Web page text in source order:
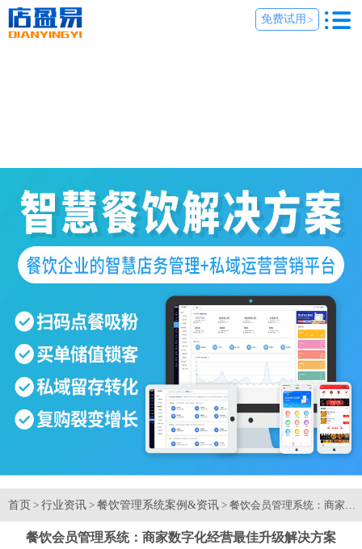
免费试用 >
首页 > 行业资讯 > 餐饮管理系统案例&资讯 > 餐饮会员管理系统：商家数
餐饮会员管理系统：商家数字化经营最佳升级解决方案